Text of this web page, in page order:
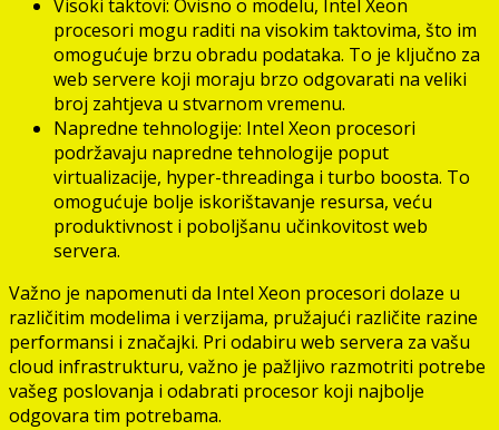
Visoki taktovi: Ovisno o modelu, Intel Xeon
procesori mogu raditi na visokim taktovima, što im
omogućuje brzu obradu podataka. To je ključno za
web servere koji moraju brzo odgovarati na veliki
broj zahtjeva u stvarnom vremenu.
Napredne tehnologije: Intel Xeon procesori
podržavaju napredne tehnologije poput
virtualizacije, hyper-threadinga i turbo boosta. To
omogućuje bolje iskorištavanje resursa, veću
produktivnost i poboljšanu učinkovitost web
servera.
Važno je napomenuti da Intel Xeon procesori dolaze u
različitim modelima i verzijama, pružajući različite razine
performansi i značajki. Pri odabiru web servera za vašu
cloud infrastrukturu, važno je pažljivo razmotriti potrebe
vašeg poslovanja i odabrati procesor koji najbolje
odgovara tim potrebama.